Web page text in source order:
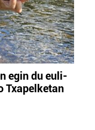
eta
teknologia hori
Gehiago
egin du euli-
Txapelketan